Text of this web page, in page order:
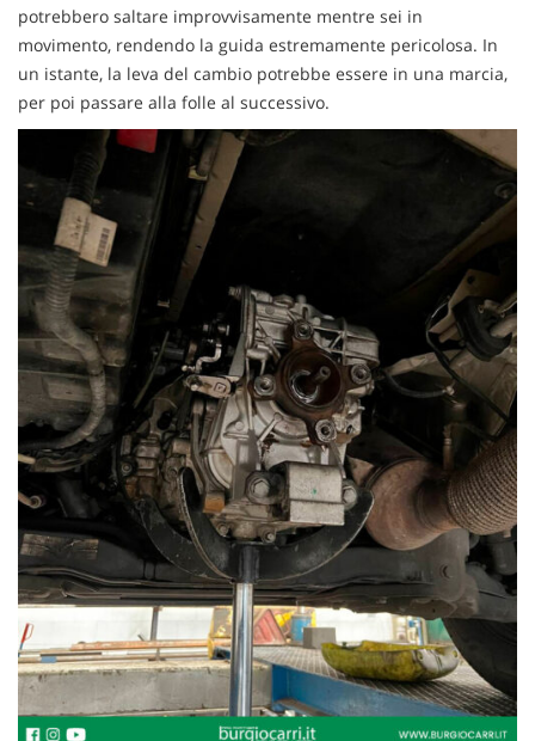
potrebbero saltare improvvisamente mentre sei in
movimento, rendendo la guida estremamente pericolosa. In
un istante, la leva del cambio potrebbe essere in una marcia,
per poi passare alla folle al successivo.